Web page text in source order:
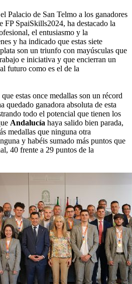
Palacio de San Telmo a los ganadores
FP SpaiSkills2024, ha destacado la
el entusiasmo y la
y ha indicado que estas siete
son un triunfo con mayúsculas que
e iniciativa y que encierran un
futuro como es el de la
estas once medallas son un récord
quedado ganadora absoluta de esta
todo el potencial que tienen los
Andalucía haya salido bien parada,
medallas que ninguna otra
y habéis sumado más puntos que
40 frente a 29 puntos de la